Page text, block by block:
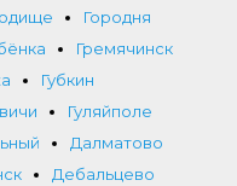
Городня
Гремячинск
Губкин
Гуляйполе
Далматово
Дебальцево